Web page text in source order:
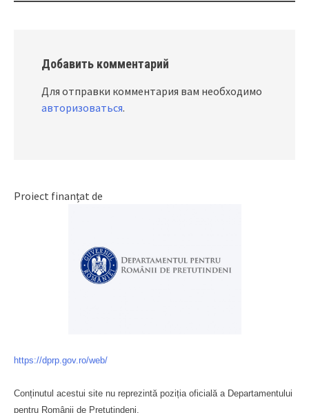
Добавить комментарий
Для отправки комментария вам необходимо
авторизоваться.
Proiect finanțat de
https://dprp.gov.ro/web/
Conținutul acestui site nu reprezintă poziția oficială a Departamentului
pentru Românii de Pretutindeni.